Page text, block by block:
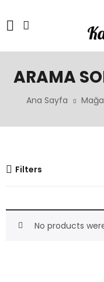
ARAMA
Ana Sayfa
Filters
No products